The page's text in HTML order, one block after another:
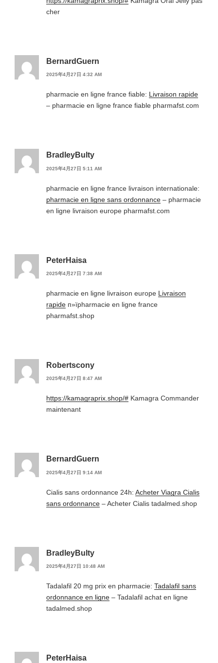
cher
BernardGuern
2025年4月27日 4:32 AM
pharmacie en ligne france fiable: Livraison rapide
– pharmacie en ligne france fiable pharmafst.com
BradleyBulty
2025年4月27日 5:11 AM
pharmacie en ligne france livraison internationale:
pharmacie en ligne sans ordonnance – pharmacie
en ligne livraison europe pharmafst.com
PeterHaisa
2025年4月27日 7:38 AM
pharmacie en ligne livraison europe Livraison
rapide п»їpharmacie en ligne france
pharmafst.shop
Robertscony
2025年4月27日 8:47 AM
https://kamagraprix.shop/# Kamagra Commander
maintenant
BernardGuern
2025年4月27日 9:14 AM
Cialis sans ordonnance 24h: Acheter Viagra Cialis
sans ordonnance – Acheter Cialis tadalmed.shop
BradleyBulty
2025年4月27日 10:48 AM
Tadalafil 20 mg prix en pharmacie: Tadalafil sans
ordonnance en ligne – Tadalafil achat en ligne
tadalmed.shop
PeterHaisa